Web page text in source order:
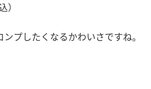
）
プしたくなるかわいさですね。